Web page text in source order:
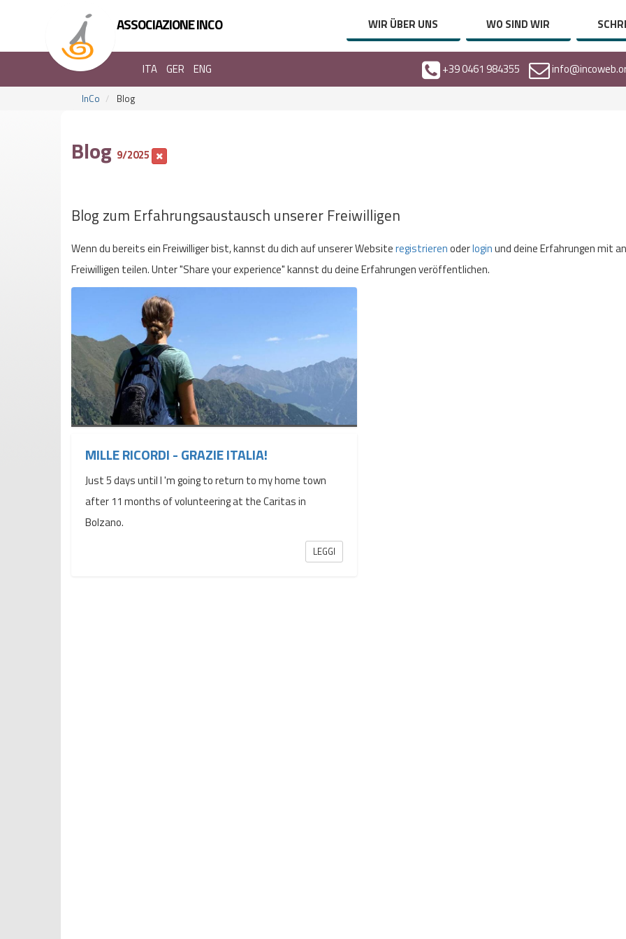
ASSOCIAZIONE INCO WIR ÜBER UNS WO SIND WIR
ITA GER ENG +39 0461 984355
InCo Blog
Blog 9/2025
Blog zum Erfahrungsaustausch unserer Freiwilligen
Wenn du bereits ein Freiwilliger bist, kannst du dich auf unserer Websiteregistrierenoderloginund deine Erfahrungen mit
Freiwilligen teilen. Unter "Share your experience" kannst du deine Erfahrungen veröffentlichen.
MILLE RICORDI - GRAZIE ITALIA!
Just 5 days until I 'm going to return to my home town
after 11 months of volunteering at the Caritas in
Bolzano.
LEGGI